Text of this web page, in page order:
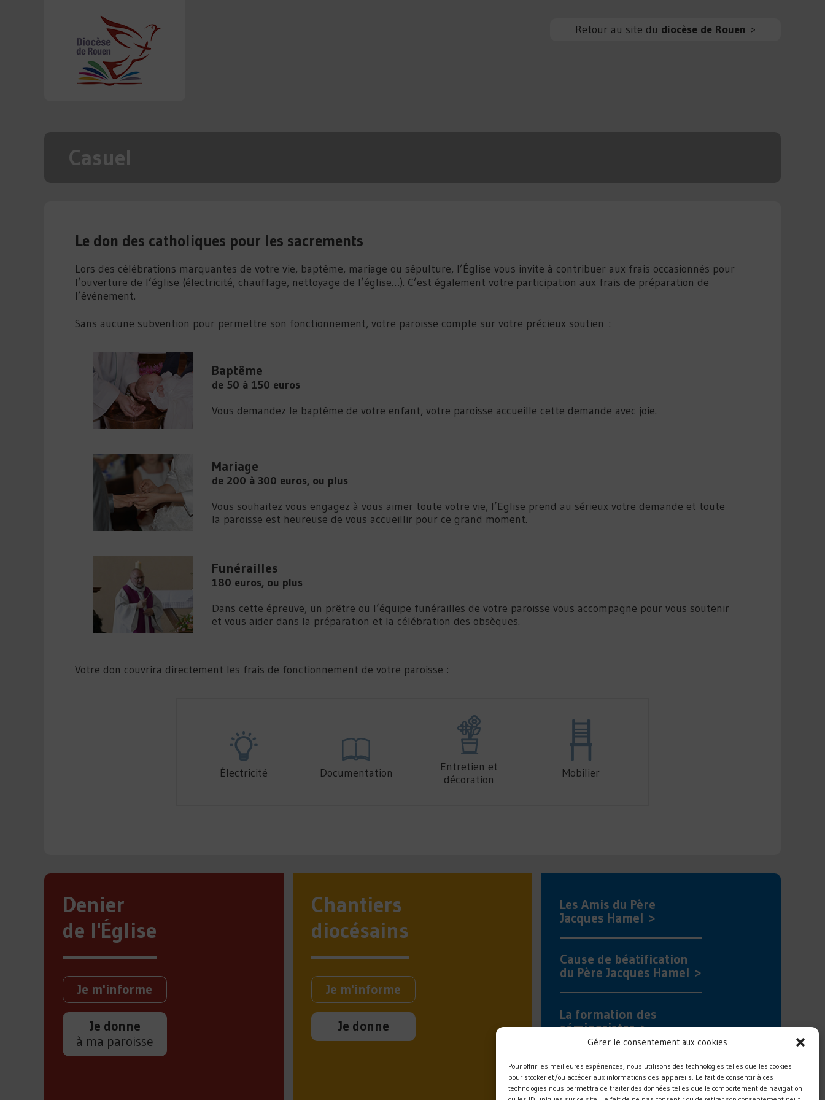
Gérer le consentement aux cookies
Pour offrir les meilleures expériences, nous utilisons des technologies telles que les cookies
pour stocker et/ou accéder aux informations des appareils. Le fait de consentir à ces
technologies nous permettra de traiter des données telles que le comportement de navigation
Retour au site du diocèse de Rouen >
Casuel
Le don des catholiques pour les sacrements
Lors des célébrations marquantes de votre vie, baptême, mariage ou sépulture, l’Église vous invite à contribuer aux frais occasionnés pour
l’ouverture de l’église (électricité, chauffage, nettoyage de l’église…). C’est également votre participation aux frais de préparation de
l’événement.
Sans aucune subvention pour permettre son fonctionnement, votre paroisse compte sur votre précieux soutien :
Baptême
de 50 à 150 euros
Vous demandez le baptême de votre enfant, votre paroisse accueille cette demande avec joie.
Mariage
de 200 à 300 euros, ou plus
Vous souhaitez vous engagez à vous aimer toute votre vie, l’Eglise prend au sérieux votre demande et toute
la paroisse est heureuse de vous accueillir pour ce grand moment.
Funérailles
180 euros, ou plus
Dans cette épreuve, un prêtre ou l’équipe funérailles de votre paroisse vous accompagne pour vous soutenir
et vous aider dans la préparation et la célébration des obsèques.
Votre don couvrira directement les frais de fonctionnement de votre paroisse :
Électricité Documentation
Entretien et
décoration
Mobilier
Denier
de l'Église
Je m'informe
Je donne
à ma paroisse
Chantiers
diocésains
Je m'informe
Je donne
Les Amis du Père
Jacques Hamel >
Cause de béatification
du Père Jacques Hamel >
La formation des
séminaristes >
Les prêtres aînés >